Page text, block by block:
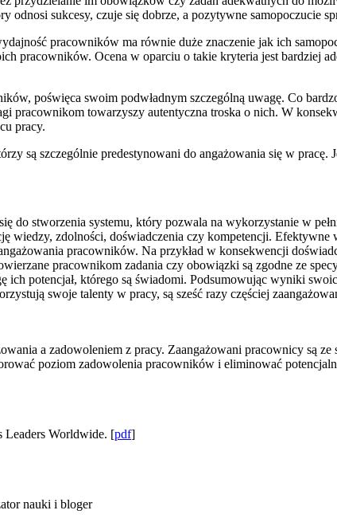
odnosi sukcesy, czuje się dobrze, a pozytywne samopoczucie
pracowników ma równie duże znaczenie jak ich
pracowników. Ocena w oparciu o takie kryteria jest bardziej
poświęca swoim podwładnym szczególną uwagę. Co
pracownikom towarzyszy autentyczna troska o nich. W
pracy.
są szczególnie predestynowani do angażowania się w pracę.
do stworzenia systemu, który pozwala na wykorzystanie w
wiedzy, zdolności, doświadczenia czy kompetencji. Efektywne
pracowników. Na przykład w konsekwencji
pracownikom zadania czy obowiązki są zgodne ze
potencjał, którego są świadomi. Podsumowując wyniki
swoje talenty w pracy, są sześć razy częściej
a zadowoleniem z pracy. Zaangażowani pracownicy są
poziom zadowolenia pracowników i eliminować
Leaders Worldwide. [pdf]
nauki i bloger